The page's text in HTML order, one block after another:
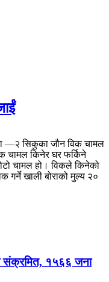
—२ सिकुका जौन विक चामल
चामल किनेर घर फर्किने
चामल हो। विकले किनेको
गर्ने खाली बोराको मुल्य २०
संक्रमित, १५६६ जना